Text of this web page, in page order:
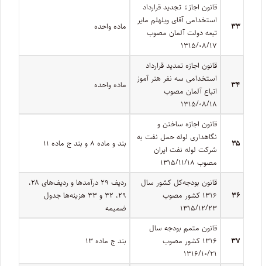
۳۳
قانون اجازﮤ تجدید قرارداد
استخدامی آقای ویلهلم مایر
تبعه دولت آلمان مصوب
۱۳۱۵/۰۸/۱۷
ماده واحده
۳۴
قانون اجازه تمدید قرارداد
استخدامی سه نفر هنر آموز
اتباع آلمان مصوب
۱۳۱۵/۰۸/۱۸
ماده واحده
۳۵
قانون اجازه ساختن و
نگاهداری لوله حمل نفت به
شرکت لوله نفت ایران
مصوب ۱۳۱۵/۱۱/۱۸
بند و ماده ۸ و بند ج ماده ۱۱
۳۶
قانون بودجه‌کل کشور سال
۱۳۱۶ کشور مصوب
۱۳۱۵/۱۲/۲۳
ردیف‏ ۲۹ درآمدها و ردیف‏‌های ۲۸،
۲۹‌، ۳۲ و ۳۳ هزینه‏‌ها جدول
ضمیمه
۳۷
قانون متمم بودجه سال
۱۳۱۶ کشور مصوب
۱۳۱۶/۱۰/۲۱
بند ج ماده ۱۳